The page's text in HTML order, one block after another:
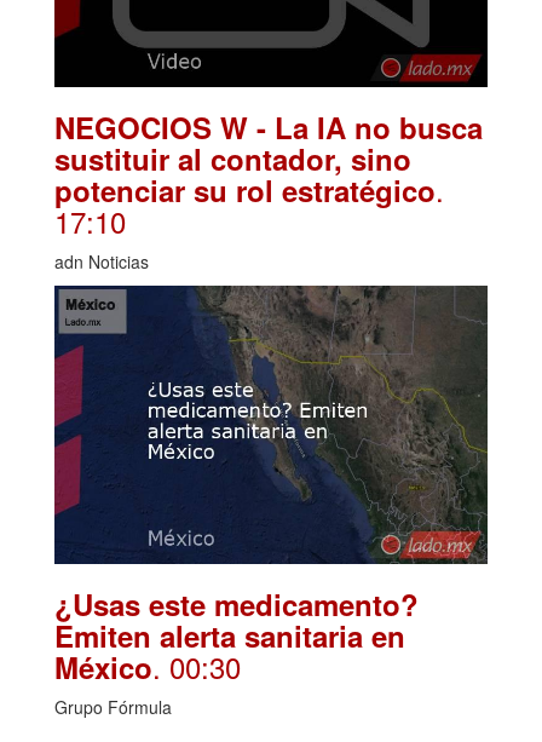
NEGOCIOS W - La IA no busca
sustituir al contador, sino
potenciar su rol estratégico.
17:10
adn Noticias
¿Usas este medicamento?
Emiten alerta sanitaria en
México. 00:30
Grupo Fórmula